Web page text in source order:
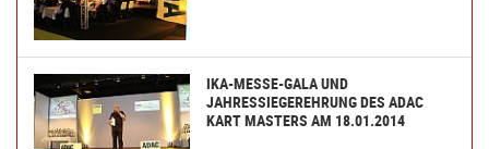
IKA-MESSE-GALA UND
JAHRESSIEGEREHRUNG DES ADAC
KART MASTERS AM 18.01.2014